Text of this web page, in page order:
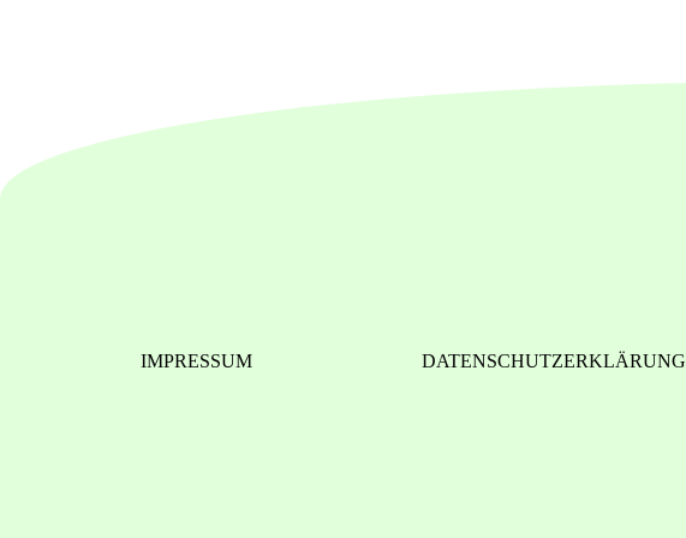
IMPRESSUM DATENSCHUTZERKLÄRUNG